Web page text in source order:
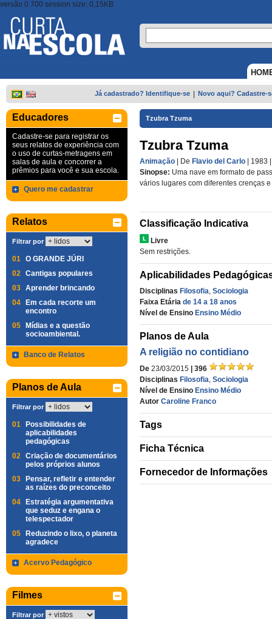
versão 0.700 session size: 0,15KB
Já cadastrado? Identifique-se Novo aqui? Cadastre-
Educadores
Cadastre-se para registrar os
seus relatos de experiência com
o uso de curtas-metragens em
salas de aula e concorrer a
prêmios para você e sua escola.
Quero me cadastrar
Relatos
Filtrar por
01 O GRANDE JÚRI
02 Cantigas populares
03 Aprender brincando
04
Em cada recorte um
encontro
05
Mídias e a questão
socioambiental.
Banco de Relatos
Planos de Aula
Filtrar por
01
Possibilidades de
aplicabilidades
pedagógicas
02 Criação de documentários
pelos próprios alunos
03
Pensar, refletir e entender
as raízes do preconceito
04
Estratégia argumentativa
que seduz e engana o
telespectador
05
Reduzindo o lixo, o planeta
agradece
Acervo Pedagógico
Filmes
Filtrar por
Tzubra Tzuma
Tzubra Tzuma
Animação | De Flavio del Carlo | 1983
Sinopse: Uma nave em formato de
vários lugares com diferentes crenças
Classificação Indicativa
Livre
Sem restrições.
Aplicabilidades
Disciplinas Filosofia, Sociologia
Faixa Etária de 14 a 18 anos
Nível de Ensino Ensino Médio
Planos de Aula
A religião no contidiano
De 23/03/2015
| 396
Disciplinas Filosofia, Sociologia
Nível de Ensino Ensino Médio
Autor Caroline Franco
Tags
Ficha Técnica
Fornecedor de Informações